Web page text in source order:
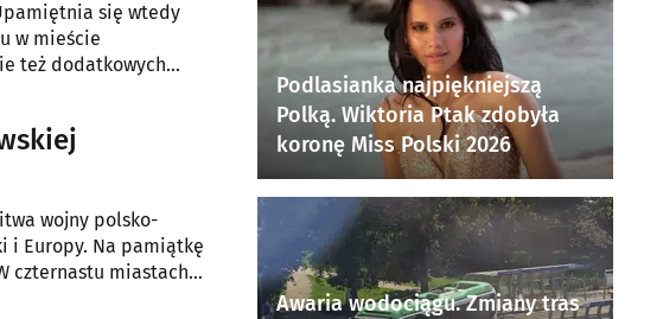
się wtedy
w mieście
też dodatkowych
wojny polsko-
i Europy. Na pamiątkę
czternastu miastach
Podlasianka najpiękniejszą
Polką. Wiktoria Ptak zdobyła
koronę Miss Polski 2026
Awaria wodociągu. Zmiany tras